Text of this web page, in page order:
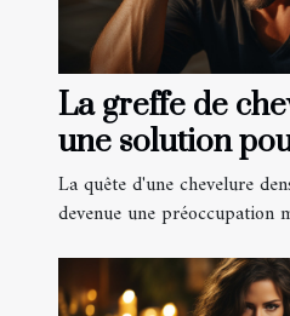
La greffe de
une solution
monde ?
La quête d'une chevelure
devenue une préoccupation